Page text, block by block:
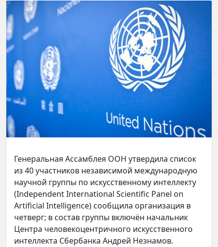
Генеральная Ассамблея ООН утвердила список
из 40 участников независимой международную
научной группы по искусственному интеллекту
(Independent International Scientific Panel on
Artificial Intelligence) сообщила организация в
четверг; в состав группы включён начальник
Центра человекоцентричного искусственного
интеллекта Сбербанка Андрей Незнамов.